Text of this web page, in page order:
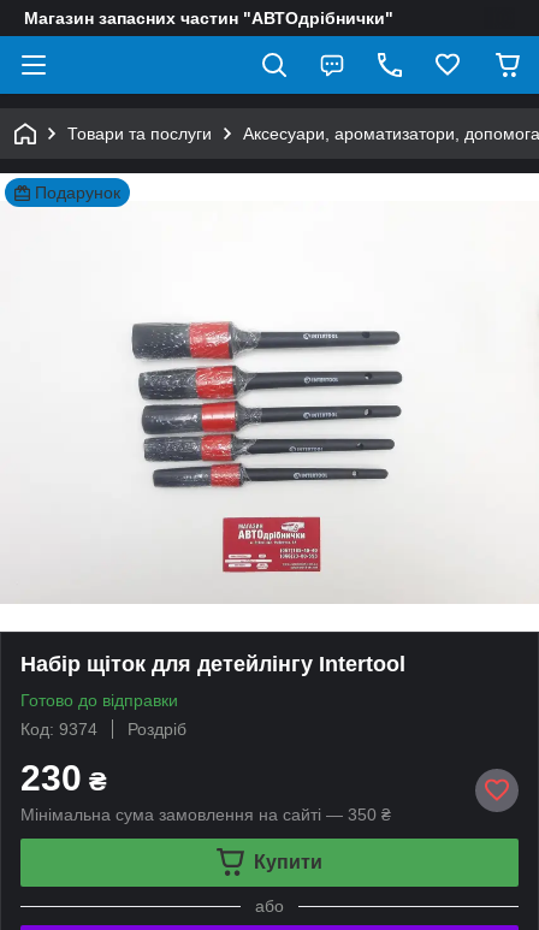
Магазин запасних частин "АВТОдрібнички"
Товари та послуги Аксесуари, ароматизатори,
Подарунок
Набір щіток для детейлінгу Intertool
Готово до відправки
Код: 9374
Роздріб
230 ₴
Мінімальна сума замовлення на сайті — 350 ₴
Купити
або